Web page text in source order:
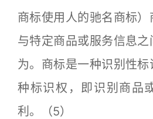
商标使用人的驰名商标
与特定商品或服务信息
为。商标是一种识别性
种标识权，即识别商品
利。（5）